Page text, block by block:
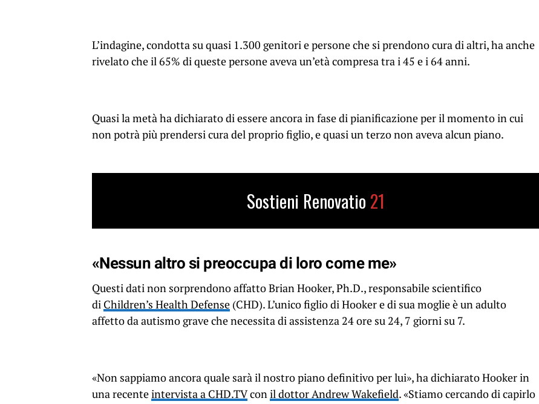
L’indagine, condotta su quasi 1.300 genitori e persone che si prendono cura di altri, ha anche
rivelato che il 65% di queste persone aveva un’età compresa tra i 45 e i 64 anni.
Quasi la metà ha dichiarato di essere ancora in fase di pianificazione per il momento in cui
non potrà più prendersi cura del proprio figlio, e quasi un terzo non aveva alcun piano.
Sostieni Renovatio 21
«Nessun altro si preoccupa di loro come me»
Questi dati non sorprendono affatto Brian Hooker, Ph.D., responsabile scientifico
di Children’s Health Defense (CHD). L’unico figlio di Hooker e di sua moglie è un adulto
affetto da autismo grave che necessita di assistenza 24 ore su 24, 7 giorni su 7.
«Non sappiamo ancora quale sarà il nostro piano definitivo per lui», ha dichiarato Hooker in
una recenteintervista a CHD.TVconil dottor Andrew Wakefield. «Stiamo cercando di capirlo